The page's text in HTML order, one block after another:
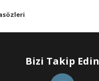
Bizi Takip Edin